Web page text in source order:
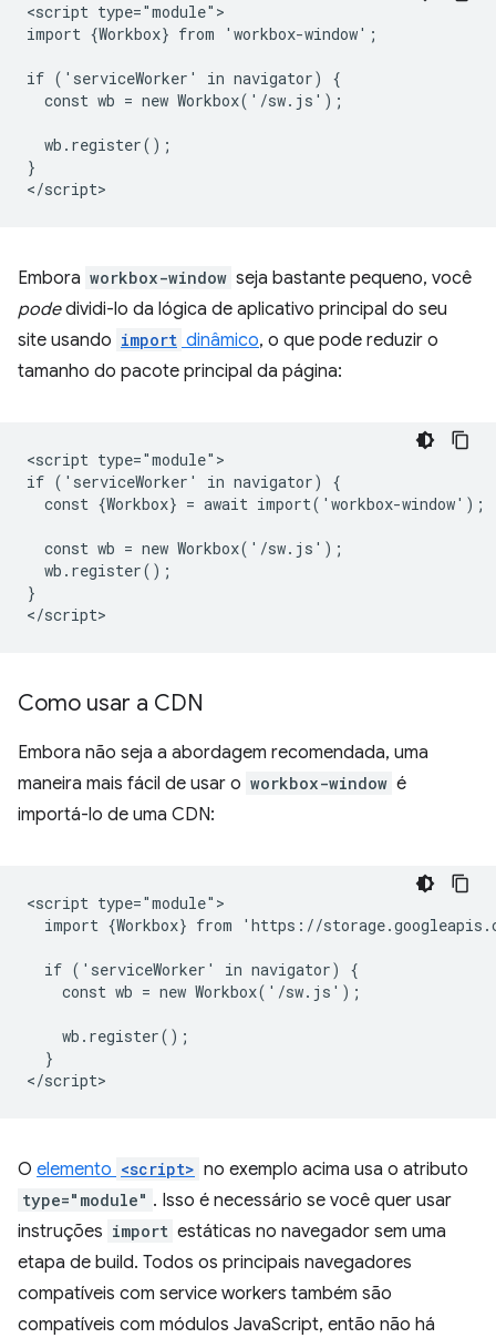
<script type="module">
import {Workbox} from 'workbox-window';
if ('serviceWorker' in navigator) {
  const wb = new Workbox('/sw.js');
  wb.register();
}
Embora workbox-window seja bastante pequeno, você
podedividi-lo da lógica de aplicativo principal do seu
site usando import dinâmico, o que pode reduzir o
tamanho do pacote principal da página:
<script type="module">
if ('serviceWorker' in navigator) {
  const {Workbox} = await import('workbox-window');
  const wb = new Workbox('/sw.js');
  wb.register();
}
Como usar a CDN
Embora não seja a abordagem recomendada, uma
maneira mais fácil de usar o workbox-window é
importá-lo de uma CDN:
<script type="module">
import {Workbox} from 'https://
  if ('serviceWorker' in navigator) {
    const wb = new Workbox('/sw.js');
    wb.register();
  }
O elemento <script> no exemplo acima usa o atributo
type="module" . Isso é necessário se você quer usar
instruções import estáticas no navegador sem uma
etapa de build. Todos os principais navegadores
compatíveis com service workers também são
compatíveis com módulos JavaScript, então não há